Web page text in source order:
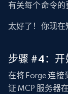
有关每个命令的
太好了！你现在
步骤 #4：开
在将 Forge 连接
证 MCP 服务器